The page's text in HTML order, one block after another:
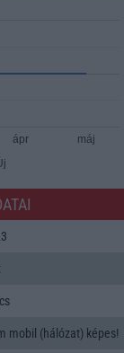
ápr máj
mobil (hálózat) képes!